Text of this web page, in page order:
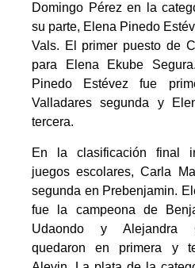
Domingo Pérez en la
su parte, Elena Pinedo
Vals. El primer puesto de
para Elena Ekube
Pinedo Estévez fue
Valladares segunda y
tercera.
En la clasificación final
juegos escolares, Carla
segunda en Prebenjamin.
fue la campeona de
Udaondo y Alejandra
quedaron en primera y